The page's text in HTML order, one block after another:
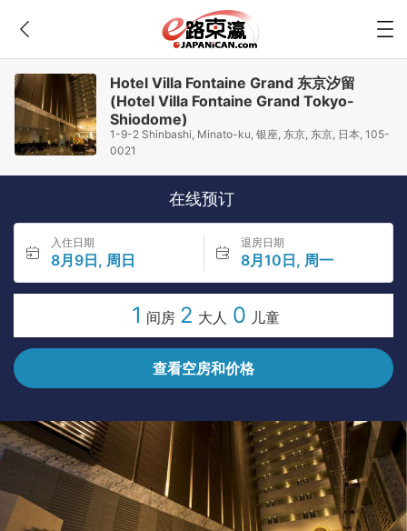
Hotel Villa Fontaine Grand 东京汐留
(Hotel Villa Fontaine Grand Tokyo-
Shiodome)
1-9-2 Shinbashi, Minato-ku, 银座, 东京, 东京, 日本, 105-
0021
在线预订
入住日期
8月9日, 周日
退房日期
8月10日, 周一
1 间房 2 大人 0 儿童
查看空房和价格